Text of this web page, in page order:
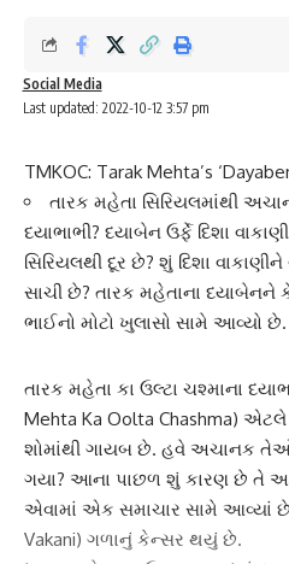
Last updated: 2022-10-12 3:57 pm
Social Media
TMKOC: Tarak Mehta’s
તારક મહેતા સિરિયલમાંથી
દયાભાભી? દયાબેન ઉર્ફે દિશા
સિરિયલથી દૂર છે? શું દિશા
સાચી છે? તારક મહેતાના દયાબેનને
ભાઈનો મોટો ખુલાસો સામે આવ્યો છે.
તારક મહેતા કા ઉલ્ટા ચશ્માના
Mehta Ka Oolta Chashma) એટલે કે
શોમાંથી ગાયબ છે. હવે અચાનક
ગયા? આના પાછળ શું કારણ છે તે
એવામાં એક સમાચાર સામે આવ્યાં
Vakani) ગળાનું કેન્સર થયું છે.